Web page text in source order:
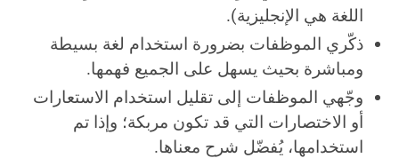
اللغة هي الإنجليزية).
ذكّري الموظفات بضرورة استخدام لغة بسيطة
ومباشرة بحيث يسهل على الجميع فهمها.
وجّهي الموظفات إلى تقليل استخدام الاستعارات
أو الاختصارات التي قد تكون مربكة؛ وإذا تم
استخدامها، يُفضّل شرح معناها.